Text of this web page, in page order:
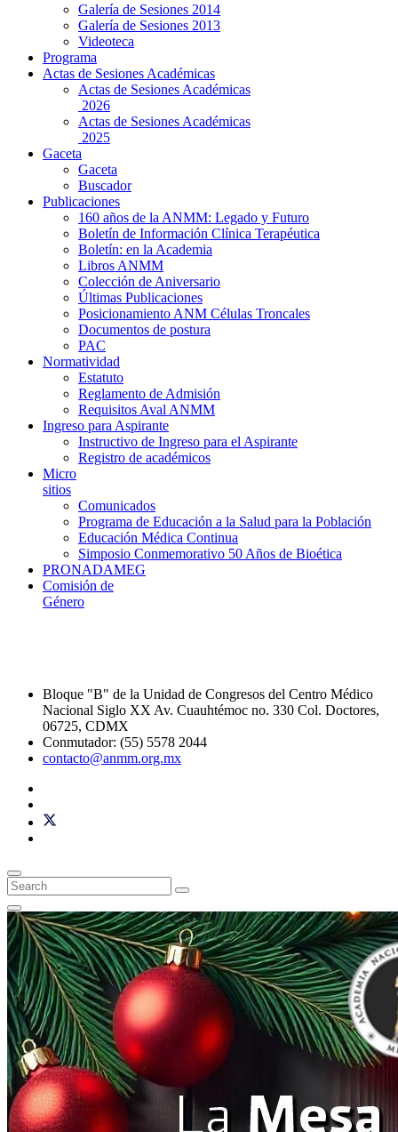
Galería de Sesiones 2014
Galería de Sesiones 2013
Videoteca
Programa
Actas de Sesiones Académicas
Actas de Sesiones Académicas
2026
Actas de Sesiones Académicas
2025
Gaceta
Gaceta
Buscador
Publicaciones
160 años de la ANMM: Legado y Futuro
Boletín de Información Clínica Terapéutica
Boletín: en la Academia
Libros ANMM
Colección de Aniversario
Últimas Publicaciones
Posicionamiento ANM Células Troncales
Documentos de postura
PAC
Normatividad
Estatuto
Reglamento de Admisión
Requisitos Aval ANMM
Ingreso para Aspirante
Instructivo de Ingreso para el Aspirante
Registro de académicos
Micro
sitios
Comunicados
Programa de Educación a la Salud para la Población
Educación Médica Continua
Simposio Conmemorativo 50 Años de Bioética
PRONADAMEG
Comisión de
Género
Bloque "B" de la Unidad de Congresos del Centro Médico
Nacional Siglo XX Av. Cuauhtémoc no. 330 Col. Doctores,
06725, CDMX
Conmutador: (55) 5578 2044
contacto@anmm.org.mx